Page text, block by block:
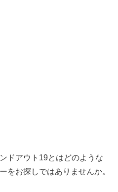
ドアウト19とはどのような
をお探しではありませんか。